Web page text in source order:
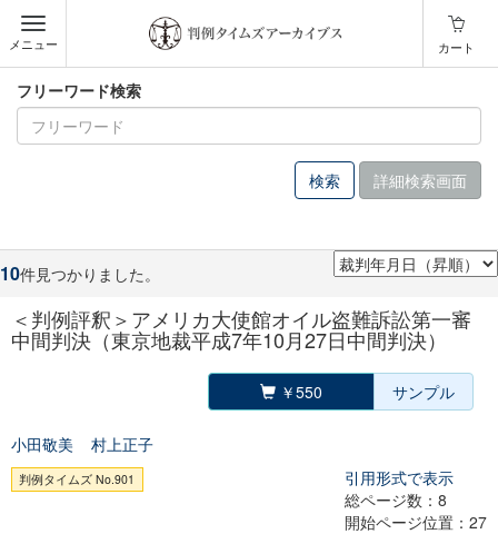
メニュー カート
フリーワード検索
詳細検索画面
10件見つかりました。
＜判例評釈＞アメリカ大使館オイル盗難訴訟第一審
中間判決（東京地裁平成7年10月27日中間判決）
￥550 サンプル
小田敬美 村上正子
判例タイムズ No.901
引用形式で表示
総ページ数：8
開始ページ位置：27